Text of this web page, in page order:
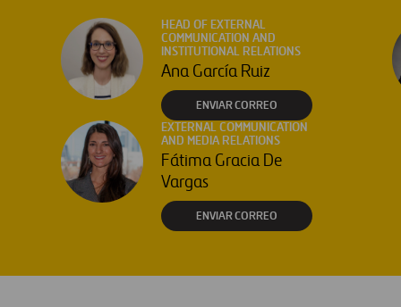
HEAD OF EXTERNAL
COMMUNICATION AND
INSTITUTIONAL RELATIONS
Ana García Ruiz
ENVIAR CORREO
EXTERNAL COMMUNICATION
AND MEDIA RELATIONS
Fátima Gracia De
Vargas
ENVIAR CORREO